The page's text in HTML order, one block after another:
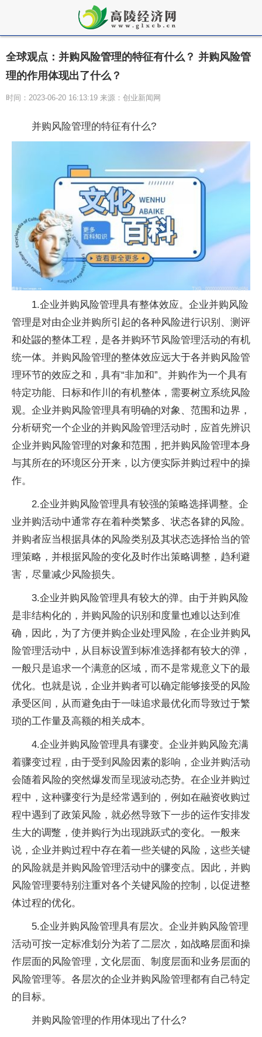
全球观点：并购风险管理的特征有什么？ 并购风险管
理的作用体现出了什么？
时间：2023-06-20 16:13:19 来源：创业新闻网
并购风险管理的特征有什么?
1.企业并购风险管理具有整体效应。企业并购风险
管理是对由企业并购所引起的各种风险进行识别、测评
和处鼹的整体工程，是各并购环节风险管理活动的有机
统一体。并购风险管理的整体效应远大于各并购风险管
理环节的效应之和，具有“非加和”。并购作为一个具有
特定功能、日标和作川的有机整体，需要树立系统风险
观。企业并购风险管理具有明确的对象、范围和边界，
分析研究一个企业的并购风险管理活动时，应首先辨识
企业并购风险管理的对象和范围，把并购风险管理本身
与其所在的环境区分开来，以方便实际并购过程中的操
作。
2.企业并购风险管理具有较强的策略选择调整。企
业并购活动中通常存在着种类繁多、状态各肄的风险。
并购者应当根据具体的风险类别及其状态选择恰当的管
理策略，并根据风险的变化及时作出策略调整，趋利避
害，尽量减少风险损失。
3.企业并购风险管理具有较大的弹。由于并购风险
是非结构化的，并购风险的识别和度量也难以达到准
确，因此，为了方便并购企业处理风险，在企业并购风
险管理活动中，从目标设置到标准选择都有较大的弹，
一般只是追求一个满意的区域，而不是常规意义下的最
优化。也就是说，企业并购者可以确定能够接受的风险
承受区间，从而避免由于一味追求最优化而导致过于繁
琐的工作量及高额的相关成本。
4.企业并购风险管理具有骤变。企业并购风险充满
着骤变过程，由于受到风险因素的影响，企业并购活动
会随着风险的突然爆发而呈现波动态势。在企业并购过
程中，这种骤变行为是经常遇到的，例如在融资收购过
程中遇到了政策风险，就必然导致下一步的运作安排发
生大的调蹩，使并购行为出现跳跃式的变化。一般来
说，企业并购过程中存在着一些关键的风险，这些关键
的风险就是并购风险管理活动中的骤变点。因此，并购
风险管理要特别注重对各个关键风险的控制，以促进整
体过程的优化。
5.企业并购风险管理具有层次。企业并购风险管理
活动可按一定标准划分为若了二层次，如战略层面和操
作层面的风险管理，文化层面、制度层面和业务层面的
风险管理等。各层次的企业并购风险管理都有自己特定
的目标。
并购风险管理的作用体现出了什么?